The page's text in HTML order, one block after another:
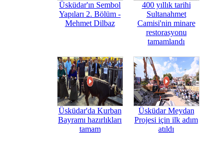
Üsküdar'ın Sembol
Yapıları 2. Bölüm -
Mehmet Dilbaz
400 yıllık tarihi
Sultanahmet
Camisi'nin minare
restorasyonu
tamamlandı
Üsküdar'da Kurban
Bayramı hazırlıkları
tamam
Üsküdar Meydan
Projesi için ilk adım
atıldı